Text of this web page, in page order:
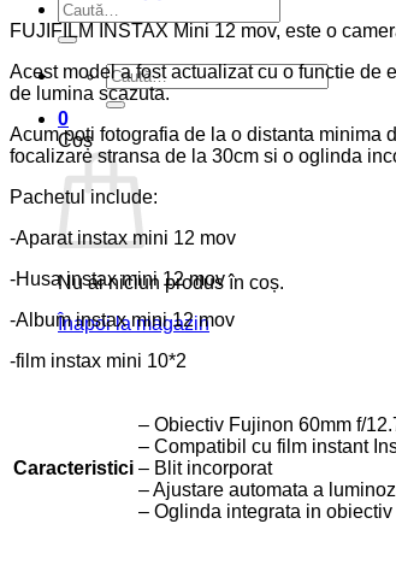
Caută
după:
Caută
după:
0
Coș
Nu ai niciun produs în coș.
Înapoi la magazin
FUJIFILM INSTAX Mini 12 mov, este o
Acest model a fost actualizat cu o functie de
de lumina scazuta.
Acum poti fotografia de la o distanta minima
focalizare stransa de la 30cm si o oglinda
Pachetul include:
-Aparat instax mini 12 mov
-Husa instax mini 12 mov
-Album instax mini 12 mov
-film instax mini 10*2
Caracteristici
– Obiectiv Fujinon 60mm f/
– Compatibil cu film instant
– Blit incorporat
– Ajustare automata a
– Oglinda integrata in